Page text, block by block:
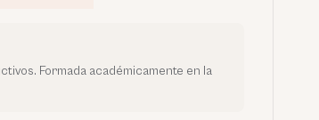
Formada académicamente en la